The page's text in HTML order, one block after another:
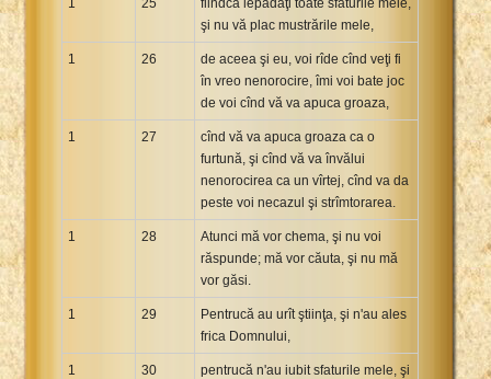
şi nu vă plac mustrările mele,
1 26
de aceea şi eu, voi rîde cînd veţi fi
în vreo nenorocire, îmi voi bate joc
de voi cînd vă va apuca groaza,
1 27
cînd vă va apuca groaza ca o
furtună, şi cînd vă va învălui
nenorocirea ca un vîrtej, cînd va da
peste voi necazul şi strîmtorarea.
1 28
Atunci mă vor chema, şi nu voi
răspunde; mă vor căuta, şi nu mă
vor găsi.
1 29
Pentrucă au urît ştiinţa, şi n'au ales
frica Domnului,
1 30
pentrucă n'au iubit sfaturile mele, şi